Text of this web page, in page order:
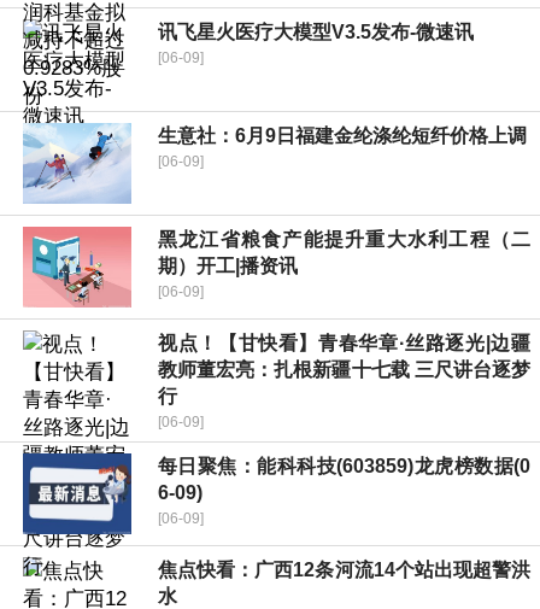
讯飞星火医疗大模型V3.5发布-微速讯
[06-09]
生意社：6月9日福建金纶涤纶短纤价格上调
[06-09]
黑龙江省粮食产能提升重大水利工程（二
期）开工|播资讯
[06-09]
视点！【甘快看】青春华章·丝路逐光|边疆
教师董宏亮：扎根新疆十七载 三尺讲台逐梦
行
[06-09]
每日聚焦：能科科技(603859)龙虎榜数据(0
6-09)
[06-09]
焦点快看：广西12条河流14个站出现超警洪
水